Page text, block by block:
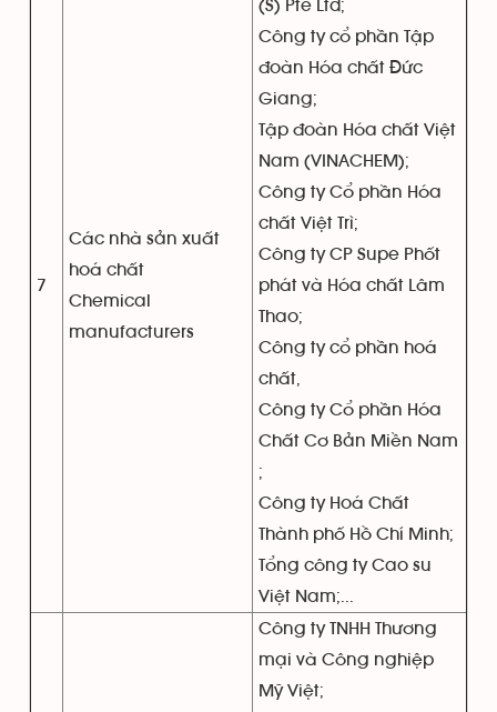
7
Các nhà sản xuất
hoá chất
Chemical
manufacturers
(S) Pte Ltd;
Công ty cổ phần Tập
đoàn Hóa chất Đức
Giang;
Tập đoàn Hóa chất Việt
Nam (VINACHEM);
Công ty Cổ phần Hóa
chất Việt Trì;
Công ty CP Supe Phốt
phát và Hóa chất Lâm
Thao;
Công ty cổ phần hoá
chất,
Công ty Cổ phần Hóa
Chất Cơ Bản Miền Nam
;
Công ty Hoá Chất
Thành phố Hồ Chí Minh;
Tổng công ty Cao su
Việt Nam;...
Công ty TNHH Thương
mại và Công nghiệp
Mỹ Việt;